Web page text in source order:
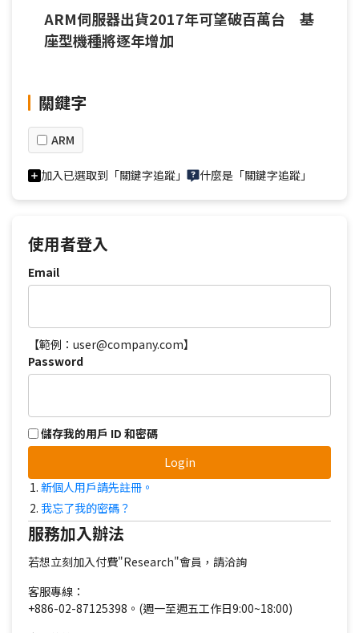
ARM伺服器出貨2017年可望破百萬台 基
座型機種將逐年增加
關鍵字
ARM
加入已選取到「關鍵字追蹤」 什麼是「關鍵字追蹤」
使用者登入
Email
【範例：user@company.com】
Password
儲存我的用戶 ID 和密碼
Login
新個人用戶請先註冊。
我忘了我的密碼？
服務加入辦法
若想立刻加入付費"Research"會員，請洽詢
客服專線：
+886-02-87125398。(週一至週五工作日9:00~18:00)